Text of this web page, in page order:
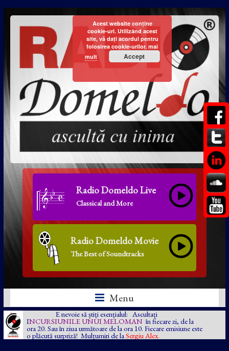
Radio Domeldo Live
Classical and More
Radio Domeldo Movie
The Best of Soundtracks
Menu
E nevoie să știți esențialul: Ascultați
INCURSIUNILE UNUI MELOMAN în fiecare zi, de la
ora 20. Sau în ziua următoare de la ora 10. Fiecare emisiune este
o plăcută surpriză! Mulțumiri de la Sergiu Alex.
Acest website conține
cookie-uri. Utilizând acest
site, vă dați acordul pentru
folosirea cookie-urilor. mai
mult
Accept